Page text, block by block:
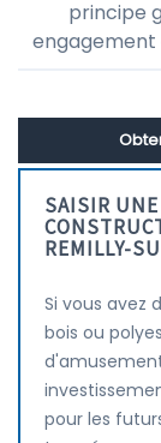
principe
engagement
SAISIR
REMILLY-
Si vous avez
bois ou
pour les